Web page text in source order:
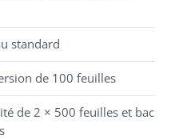
standard
de 100 feuilles
de 2 × 500 feuilles et bac